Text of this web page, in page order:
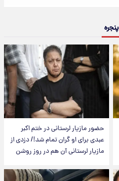
پنجره
حضور مازیار لرستانی در ختم اکبر
عبدی برای او گران تمام شد!/ دزدی از
مازیار لرستانی آن هم در روز روشن